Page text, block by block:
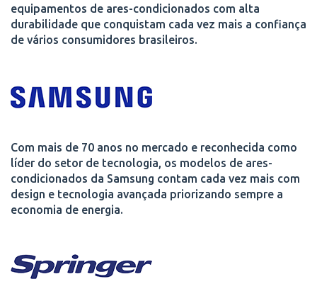
equipamentos de ares-condicionados com alta
durabilidade que conquistam cada vez mais a confiança
de vários consumidores brasileiros.
Com mais de 70 anos no mercado e reconhecida como
líder do setor de tecnologia, os modelos de ares-
condicionados da Samsung contam cada vez mais com
design e tecnologia avançada priorizando sempre a
economia de energia.